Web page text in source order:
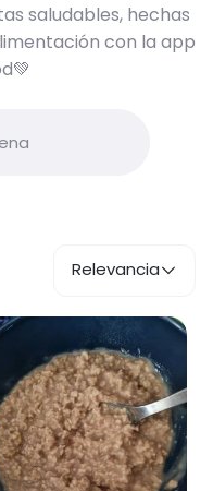
saludables, hechas
con la app
Relevancia